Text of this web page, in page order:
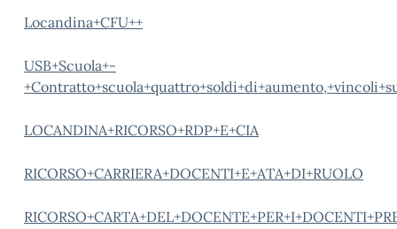
Locandina+CFU++
USB+Scuola+-
LOCANDINA+RICORSO+RDP+E+CIA
RICORSO+CARRIERA+DOCENTI+E+ATA+DI+RUOLO